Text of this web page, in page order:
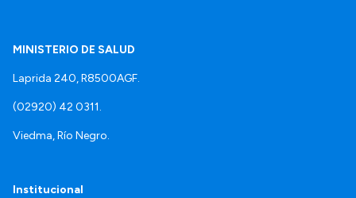
MINISTERIO DE SALUD
Laprida 240, R8500AGF.
(02920) 42 0311.
Viedma, Río Negro.
Institucional